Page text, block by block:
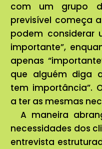
com um grupo
previsível começa
podem considerar
importante”,
apenas
que alguém diga
tem importância”.
a ter as mesmas
A maneira
necessidades dos
entrevista